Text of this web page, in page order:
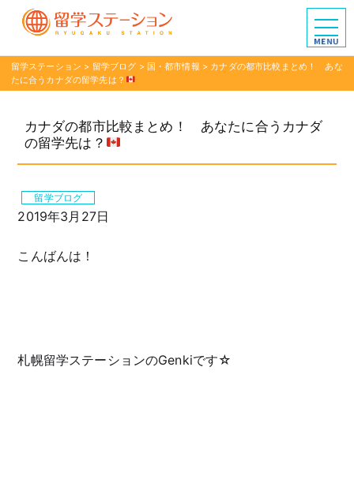
留学ステーション > 留学ブログ > 国・都市情報 > カナダの都市比較まとめ！ あな
たに合うカナダの留学先は？
カナダの都市比較まとめ！ あなたに合うカナダ
の留学先は？
留学ブログ
2019年3月27日
こんばんは！
札幌留学ステーションのGenkiです☆